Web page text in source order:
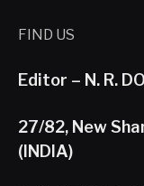
FIND US
Editor – N. R.
27/82, New
(INDIA)